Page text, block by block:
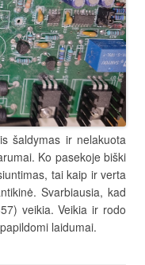
šaldymas ir nelakuota
Ko pasekoje biški
tai kaip ir verta
Svarbiausia, kad
veikia. Veikia ir rodo
laidumai.